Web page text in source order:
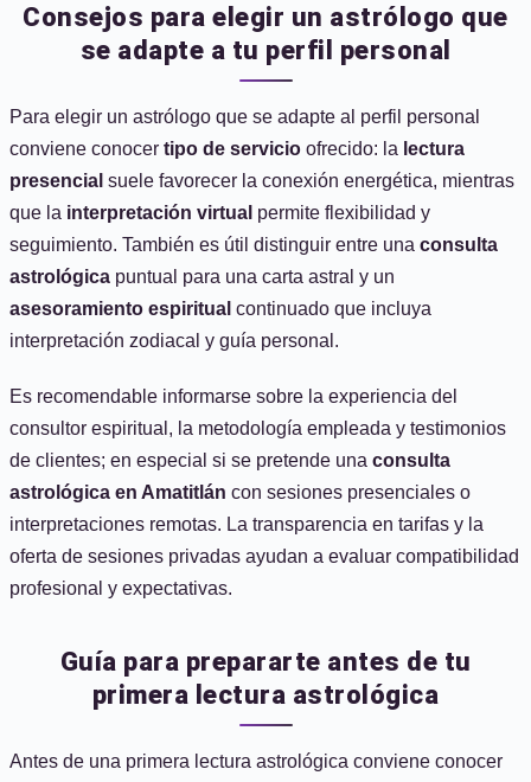
Consejos para elegir un astrólogo que
se adapte a tu perfil personal
Para elegir un astrólogo que se adapte al perfil personal
conviene conocer tipo de servicio ofrecido: la lectura
presencial suele favorecer la conexión energética, mientras
que la interpretación virtual permite flexibilidad y
seguimiento. También es útil distinguir entre una consulta
astrológica puntual para una carta astral y un
asesoramiento espiritual continuado que incluya
interpretación zodiacal y guía personal.
Es recomendable informarse sobre la experiencia del
consultor espiritual, la metodología empleada y testimonios
de clientes; en especial si se pretende una consulta
astrológica en Amatitlán con sesiones presenciales o
interpretaciones remotas. La transparencia en tarifas y la
oferta de sesiones privadas ayudan a evaluar compatibilidad
profesional y expectativas.
Guía para prepararte antes de tu
primera lectura astrológica
Antes de una primera lectura astrológica conviene conocer